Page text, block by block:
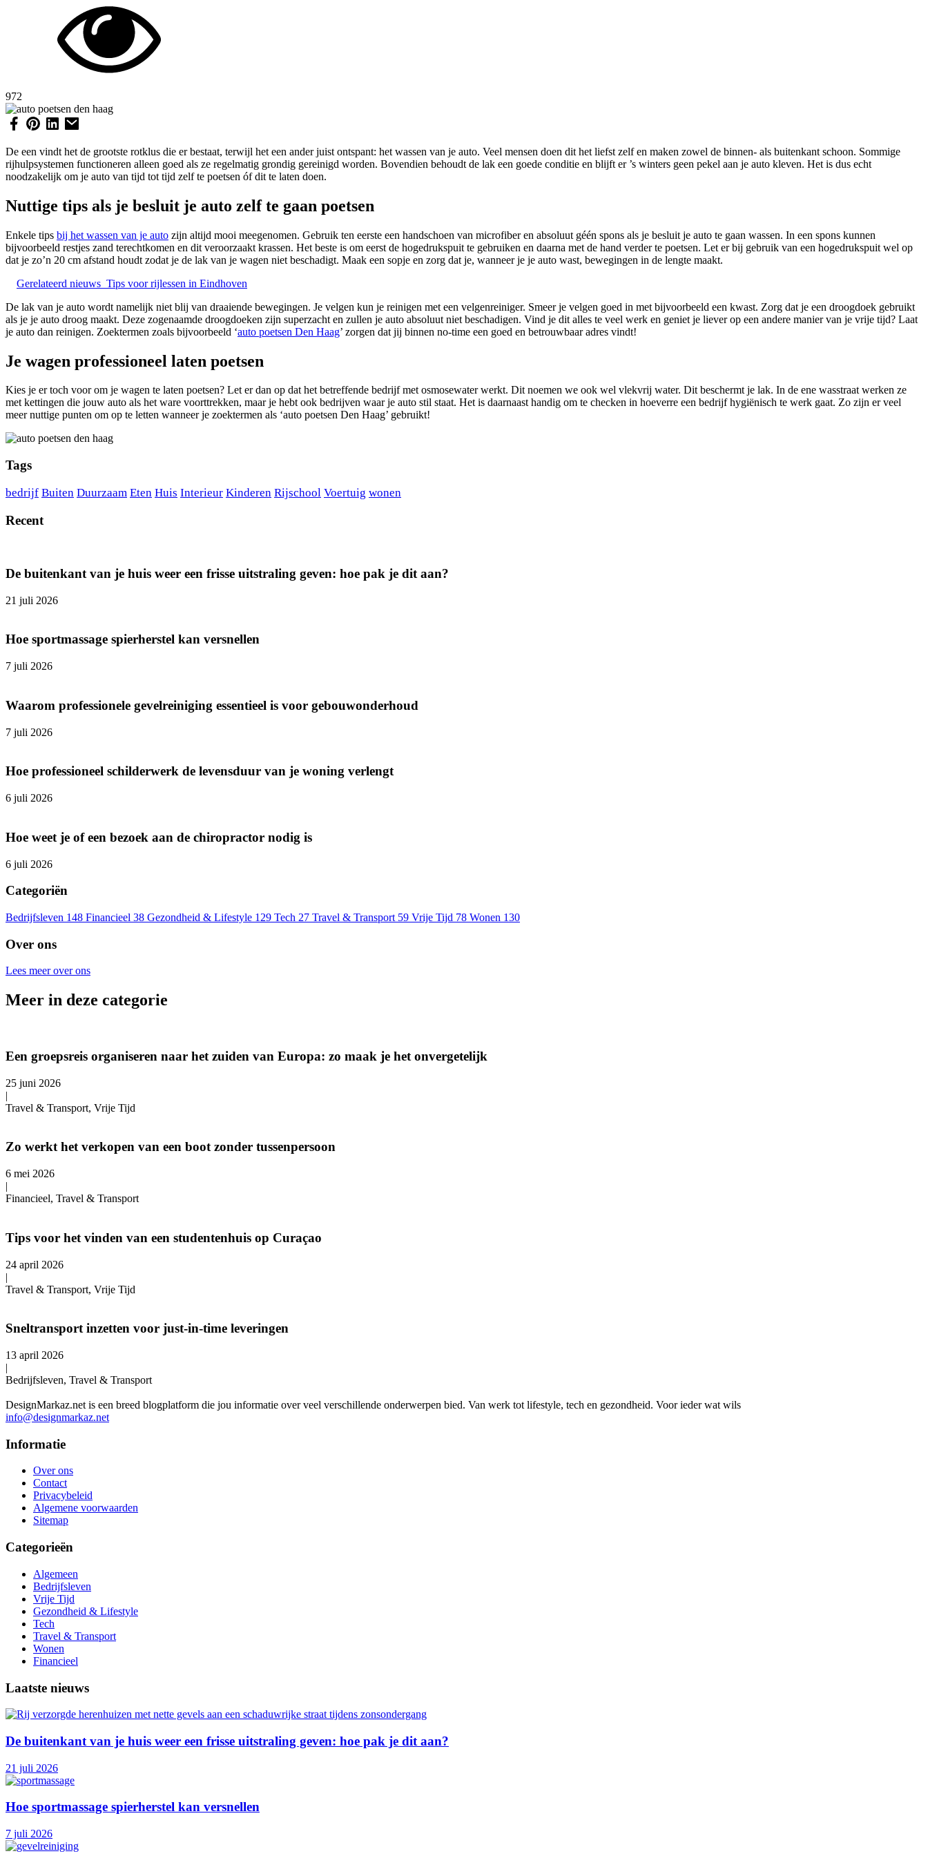
972
De een vindt het de grootste rotklus die er bestaat, terwijl het een ander juist ontspant: het wassen van je auto. Veel mensen doen dit het liefst zelf en maken zowel de binnen- als buitenkant schoon. Sommige
rijhulpsystemen functioneren alleen goed als ze regelmatig grondig gereinigd worden. Bovendien behoudt de lak een goede conditie en blijft er ’s winters geen pekel aan je auto kleven. Het is dus echt
noodzakelijk om je auto van tijd tot tijd zelf te poetsen óf dit te laten doen.
Nuttige tips als je besluit je auto zelf te gaan poetsen
Enkele tips bij het wassen van je auto zijn altijd mooi meegenomen. Gebruik ten eerste een handschoen van microfiber en absoluut géén spons als je besluit je auto te gaan wassen. In een spons kunnen
bijvoorbeeld restjes zand terechtkomen en dit veroorzaakt krassen. Het beste is om eerst de hogedrukspuit te gebruiken en daarna met de hand verder te poetsen. Let er bij gebruik van een hogedrukspuit wel op
dat je zo’n 20 cm afstand houdt zodat je de lak van je wagen niet beschadigt. Maak een sopje en zorg dat je, wanneer je je auto wast, bewegingen in de lengte maakt.
Gerelateerd nieuws Tips voor rijlessen in Eindhoven
De lak van je auto wordt namelijk niet blij van draaiende bewegingen. Je velgen kun je reinigen met een velgenreiniger. Smeer je velgen goed in met bijvoorbeeld een kwast. Zorg dat je een droogdoek gebruikt
als je je auto droog maakt. Deze zogenaamde droogdoeken zijn superzacht en zullen je auto absoluut niet beschadigen. Vind je dit alles te veel werk en geniet je liever op een andere manier van je vrije tijd? Laat
je auto dan reinigen. Zoektermen zoals bijvoorbeeld ‘auto poetsen Den Haag’ zorgen dat jij binnen no-time een goed en betrouwbaar adres vindt!
Je wagen professioneel laten poetsen
Kies je er toch voor om je wagen te laten poetsen? Let er dan op dat het betreffende bedrijf met osmosewater werkt. Dit noemen we ook wel vlekvrij water. Dit beschermt je lak. In de ene wasstraat werken ze
met kettingen die jouw auto als het ware voorttrekken, maar je hebt ook bedrijven waar je auto stil staat. Het is daarnaast handig om te checken in hoeverre een bedrijf hygiënisch te werk gaat. Zo zijn er veel
meer nuttige punten om op te letten wanneer je zoektermen als ‘auto poetsen Den Haag’ gebruikt!
Tags
bedrijf Buiten Duurzaam Eten Huis Interieur Kinderen Rijschool Voertuig wonen
Recent
De buitenkant van je huis weer een frisse uitstraling geven: hoe pak je dit aan?
21 juli 2026
Hoe sportmassage spierherstel kan versnellen
7 juli 2026
Waarom professionele gevelreiniging essentieel is voor gebouwonderhoud
7 juli 2026
Hoe professioneel schilderwerk de levensduur van je woning verlengt
6 juli 2026
Hoe weet je of een bezoek aan de chiropractor nodig is
6 juli 2026
Categoriën
Bedrijfsleven 148 Financieel 38 Gezondheid & Lifestyle 129 Tech 27 Travel & Transport 59 Vrije Tijd 78 Wonen 130
Over ons
Lees meer over ons
Meer in deze categorie
Een groepsreis organiseren naar het zuiden van Europa: zo maak je het onvergetelijk
25 juni 2026
|
Travel & Transport, Vrije Tijd
Zo werkt het verkopen van een boot zonder tussenpersoon
6 mei 2026
|
Financieel, Travel & Transport
Tips voor het vinden van een studentenhuis op Curaçao
24 april 2026
|
Travel & Transport, Vrije Tijd
Sneltransport inzetten voor just-in-time leveringen
13 april 2026
|
Bedrijfsleven, Travel & Transport
DesignMarkaz.net is een breed blogplatform die jou informatie over veel verschillende onderwerpen bied. Van werk tot lifestyle, tech en gezondheid. Voor ieder wat wils
info@designmarkaz.net
Informatie
Over ons
Contact
Privacybeleid
Algemene voorwaarden
Sitemap
Categorieën
Algemeen
Bedrijfsleven
Vrije Tijd
Gezondheid & Lifestyle
Tech
Travel & Transport
Wonen
Financieel
Laatste nieuws
De buitenkant van je huis weer een frisse uitstraling geven: hoe pak je dit aan?
21 juli 2026
Hoe sportmassage spierherstel kan versnellen
7 juli 2026